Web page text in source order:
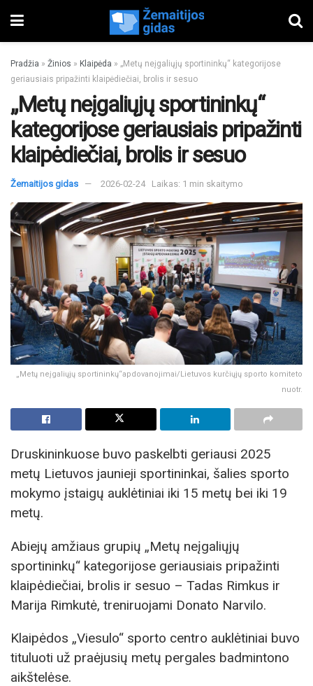
Pradžia » Žinios » Klaipėda » „Metų neįgaliųjų sportininkų“ kategorijose
geriausiais pripažinti klaipėdiečiai, brolis ir sesuo
„Metų neįgaliųjų sportininkų“
kategorijose geriausiais pripažinti
klaipėdiečiai, brolis ir sesuo
Žemaitijos gidas 2026-02-24 Laikas: 1 min skaitymo
„Metų neįgaliųjų sportininkų“apdovanojimai/Lietuvos kurčiųjų sporto komiteto
nuotr.
Druskininkuose buvo paskelbti geriausi 2025
metų Lietuvos jaunieji sportininkai, šalies sporto
mokymo įstaigų auklėtiniai iki 15 metų bei iki 19
metų.
Abiejų amžiaus grupių „Metų neįgaliųjų
sportininkų“ kategorijose geriausiais pripažinti
klaipėdiečiai, brolis ir sesuo – Tadas Rimkus ir
Marija Rimkutė, treniruojami Donato Narvilo.
Klaipėdos „Viesulo“ sporto centro auklėtiniai buvo
tituluoti už praėjusių metų pergales badmintono
aikštelėse.